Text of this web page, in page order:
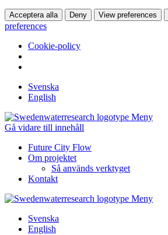
Acceptera alla Deny View preferences
preferences
Cookie-policy
Svenska
English
Meny
Gå vidare till innehåll
Future City Flow
Om projektet
Så används verktyget
Kontakt
Meny
Svenska
English